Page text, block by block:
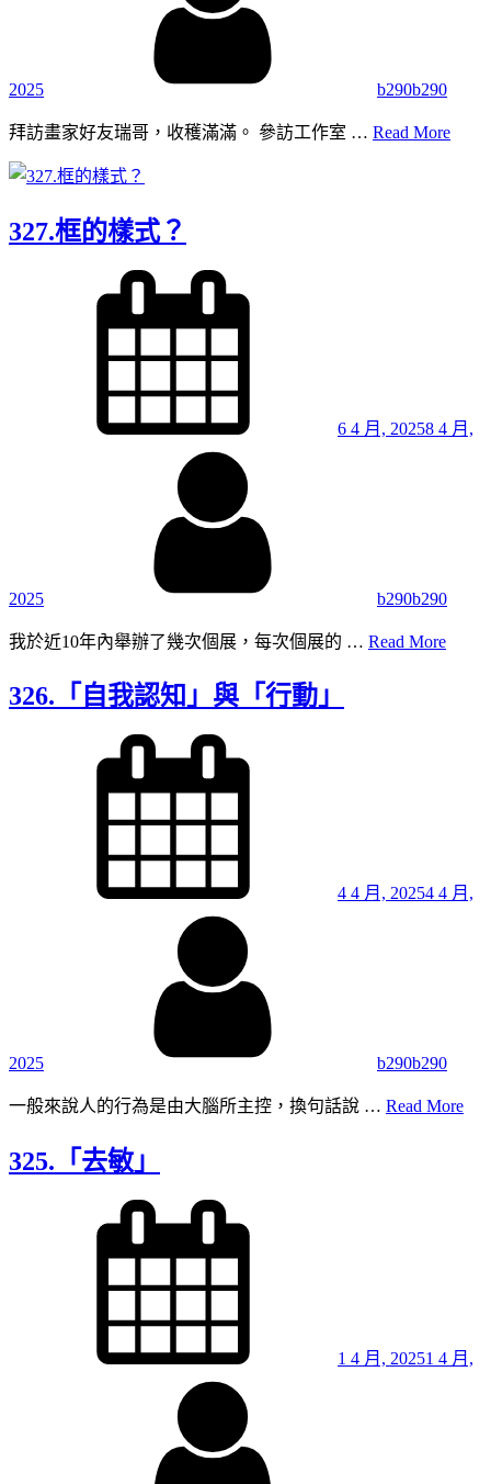
2025 b290b290
拜訪畫家好友瑞哥，收穫滿滿。 參訪工作室 … Read More
327.框的樣式？
6 4 月, 20258 4 月,
2025 b290b290
我於近10年內舉辦了幾次個展，每次個展的 … Read More
326.「自我認知」與「行動」
4 4 月, 20254 4 月,
2025 b290b290
一般來說人的行為是由大腦所主控，換句話說 … Read More
325.「去敏」
1 4 月, 20251 4 月,